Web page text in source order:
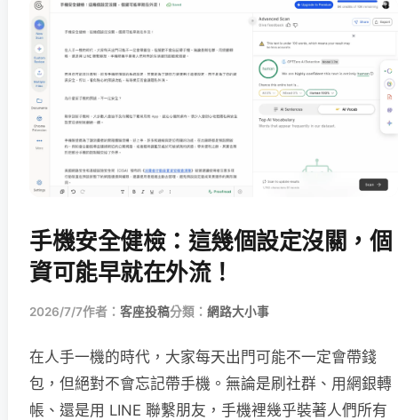
手機安全健檢：這幾個設定沒關，個
資可能早就在外流！
2026/7/7作者： 客座投稿分類： 網路大小事
在人手一機的時代，大家每天出門可能不一定會帶錢
包，但絕對不會忘記帶手機。無論是刷社群、用網銀轉
帳、還是用 LINE 聯繫朋友，手機裡幾乎裝著人們所有